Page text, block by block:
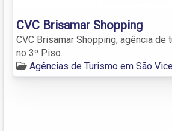
CVC Brisamar Shopping
CVC Brisamar Shopping, agência de
no 3º Piso.
Agências de Turismo em São